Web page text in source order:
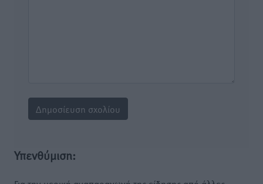
Υπενθύμιση: